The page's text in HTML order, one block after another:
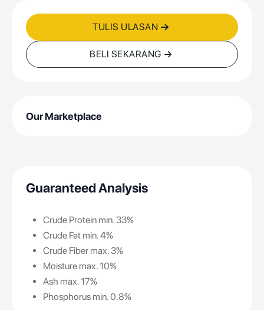
TULIS ULASAN
BELI SEKARANG
Our Marketplace
Guaranteed Analysis
Crude Protein min. 33%
Crude Fat min. 4%
Crude Fiber max. 3%
Moisture max. 10%
Ash max. 17%
Phosphorus min. 0.8%